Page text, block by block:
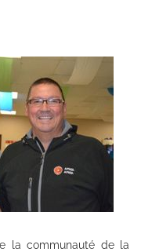
la communauté de la